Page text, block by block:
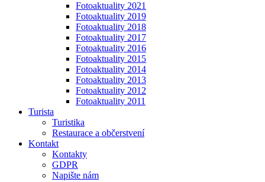
Fotoaktuality 2021
Fotoaktuality 2019
Fotoaktuality 2018
Fotoaktuality 2017
Fotoaktuality 2016
Fotoaktuality 2015
Fotoaktuality 2014
Fotoaktuality 2013
Fotoaktuality 2012
Fotoaktuality 2011
Turista
Turistika
Restaurace a občerstvení
Kontakt
Kontakty
GDPR
Napište nám